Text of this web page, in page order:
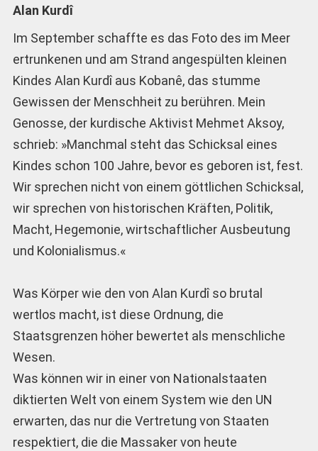
Alan Kurdî
Im September schaffte es das Foto des im Meer
ertrunkenen und am Strand angespülten kleinen
Kindes Alan Kurdî aus Kobanê, das stumme
Gewissen der Menschheit zu berühren. Mein
Genosse, der kurdische Aktivist Mehmet Aksoy,
schrieb: »Manchmal steht das Schicksal eines
Kindes schon 100 Jahre, bevor es geboren ist, fest.
Wir sprechen nicht von einem göttlichen Schicksal,
wir sprechen von historischen Kräften, Politik,
Macht, Hegemonie, wirtschaftlicher Ausbeutung
und Kolonialismus.«
Was Körper wie den von Alan Kurdî so brutal
wertlos macht, ist diese Ordnung, die
Staatsgrenzen höher bewertet als menschliche
Wesen.
Was können wir in einer von Nationalstaaten
diktierten Welt von einem System wie den UN
erwarten, das nur die Vertretung von Staaten
respektiert, die die Massaker von heute